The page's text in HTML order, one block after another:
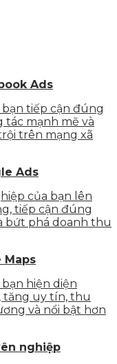
Ads
tiếp cận đúng
tác mạnh mẽ và
trên mạng xã
Ads
của bạn lên
tiếp cận đúng
bứt phá doanh thu
Maps
hiện diện
tăng uy tín, thu
và nổi bật hơn
nghiệp